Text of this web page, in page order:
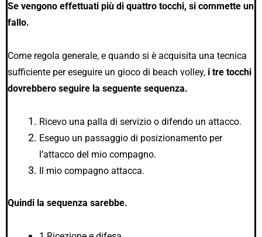
Se vengono effettuati più di quattro tocchi, si commette un
fallo.
Come regola generale, e quando si è acquisita una tecnica
sufficiente per eseguire un gioco di beach volley, i tre tocchi
dovrebbero seguire la seguente sequenza.
Ricevo una palla di servizio o difendo un attacco.
Eseguo un passaggio di posizionamento per
l’attacco del mio compagno.
Il mio compagno attacca.
Quindi la sequenza sarebbe.